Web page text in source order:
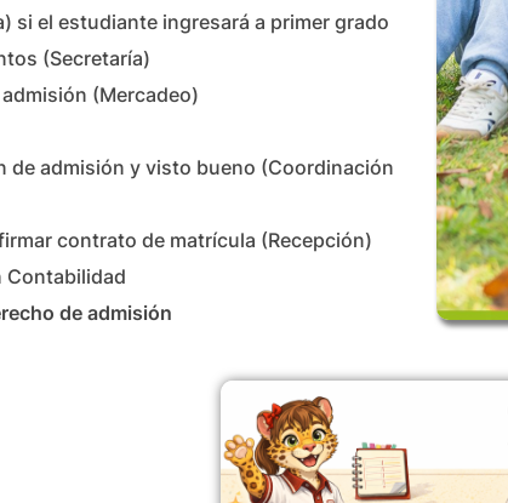
si el estudiante ingresará a primer grado
(Secretaría)
(Mercadeo)
de admisión y visto bueno (Coordinación
contrato de matrícula (Recepción)
Contabilidad
de admisión